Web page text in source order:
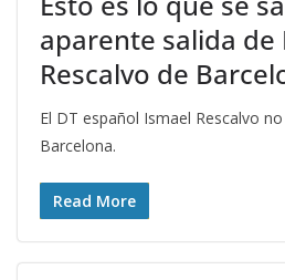
aparente salida de
Rescalvo de
El DT español Ismael Rescalvo
Barcelona.
Read More